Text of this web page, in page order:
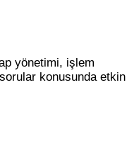
yönetimi, işlem
konusunda etkin